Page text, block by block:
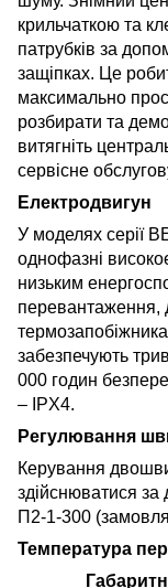
крильчаткою та
патрубків за
защіпках. Це
максимально
розбирати та
витягніть
сервісне
Електродвигун
У моделях серії
однофазні
низьким
перевантаження,
забезпечують
000 годин
– IPX4.
Регулювання
Керування
здійснюватися
П2-1-300
Температура